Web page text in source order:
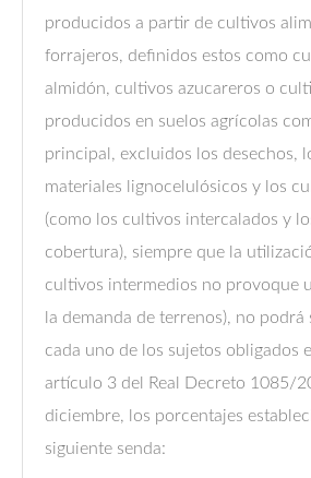
producidos a partir de cultivos
forrajeros, definidos estos como
almidón, cultivos azucareros o
producidos en suelos agrícolas
principal, excluidos los desechos,
materiales lignocelulósicos y los
(como los cultivos intercalados y
cobertura), siempre que la
cultivos intermedios no provoque
la demanda de terrenos), no podrá
cada uno de los sujetos obligados
artículo 3 del Real Decreto 1085/
diciembre, los porcentajes
siguiente senda: